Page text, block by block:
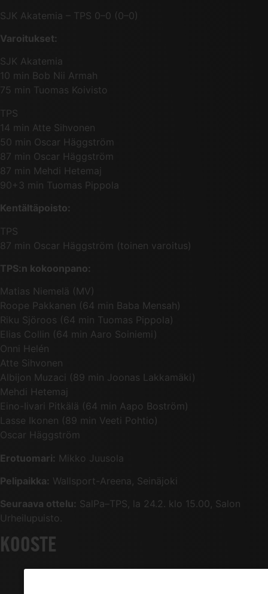
SJK Akatemia – TPS 0–0 (0–0)
Varoitukset:
SJK Akatemia
10 min Bob Nii Armah
75 min Tuomas Koivisto
TPS
14 min Atte Sihvonen
50 min Oscar Häggström
87 min Oscar Häggström
87 min Mehdi Hetemaj
90+3 min Tuomas Pippola
Kentältäpoisto:
TPS
87 min Oscar Häggström (toinen varoitus)
TPS:n kokoonpano:
Matias Niemelä (MV)
Roope Pakkanen (64 min Baba Mensah)
Riku Sjöroos (64 min Tuomas Pippola)
Elias Collin (64 min Aaro Soiniemi)
Onni Helén
Atte Sihvonen
Albijon Muzaci (89 min Joonas Lakkamäki)
Mehdi Hetemaj
Eino-Iivari Pitkälä (64 min Aapo Boström)
Lasse Ikonen (89 min Veeti Pohtio)
Oscar Häggström
Erotuomari: Mikko Juusola
Pelipaikka: Wallsport-Areena, Seinäjoki
Seuraava ottelu: SalPa–TPS, la 24.2. klo 15.00, Salon
Urheilupuisto.
KOOSTE